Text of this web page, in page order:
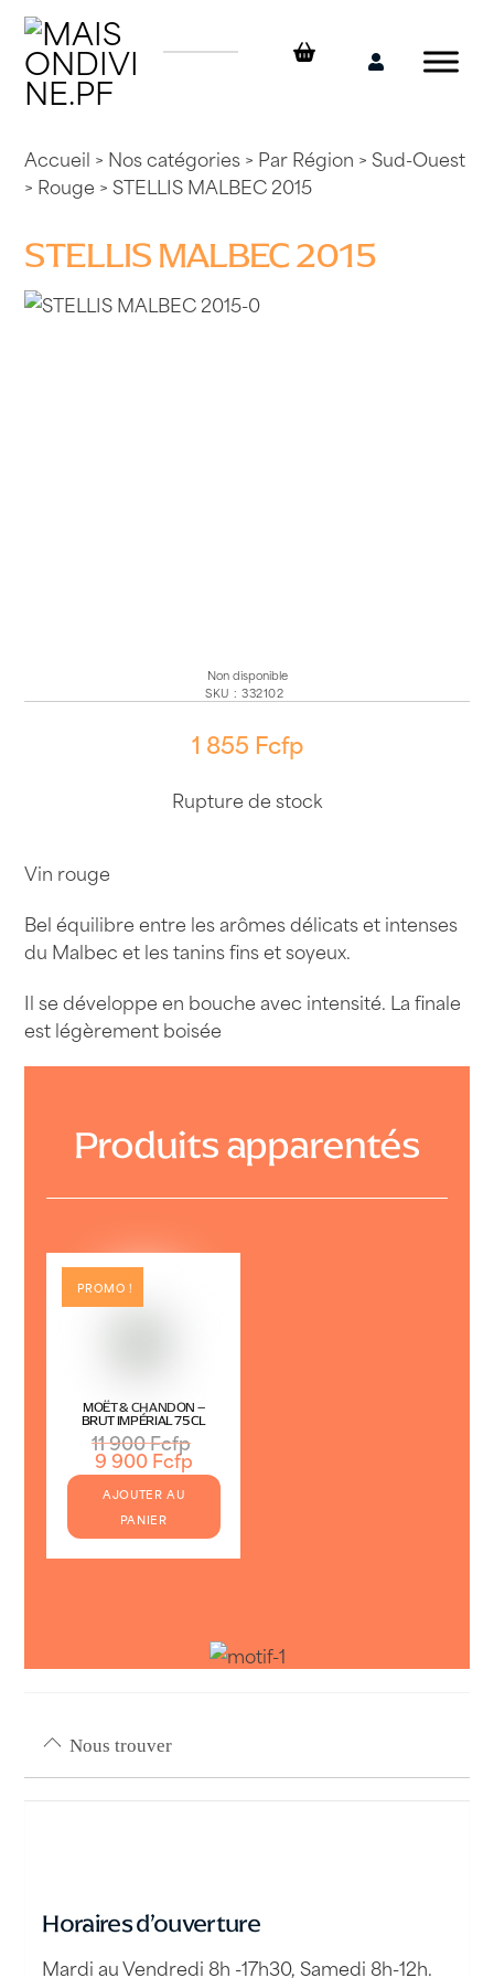
Skip
content
Mon
Accueil > Nos catégories> Par Région >Sud-Ouest
> Rouge > STELLIS MALBEC 2015
STELLIS MALBEC 2015
Non disponible
SKU : 332102
1 855 Fcfp
Rupture de stock
Vin rouge
Bel équilibre entre les arômes délicats et intenses
du Malbec et les tanins fins et soyeux.
Il se développe en bouche avec intensité. La finale
est légèrement boisée
Produits apparentés
PROMO !
MOËT & CHANDON –
BRUT IMPÉRIAL 75CL
11 900Fcfp
initial
était :
900 Fcfp.
9 900FcfpLe
prix
actuel
900 Fcfp.
AJOUTER AU
PANIER
Nous trouver
Horaires d’ouverture
Mardi au Vendredi 8h -17h30, Samedi 8h-12h.